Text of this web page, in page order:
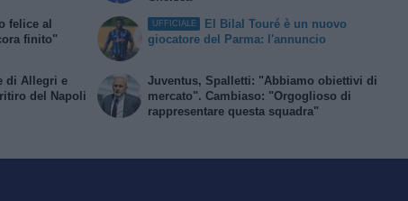
felice al
finito"
di Allegri e
del Napoli
UFFICIALE
El Bilal Touré è un nuovo
giocatore del Parma: l'annuncio
Juventus, Spalletti: "Abbiamo obiettivi di
mercato". Cambiaso: "Orgoglioso di
rappresentare questa squadra"